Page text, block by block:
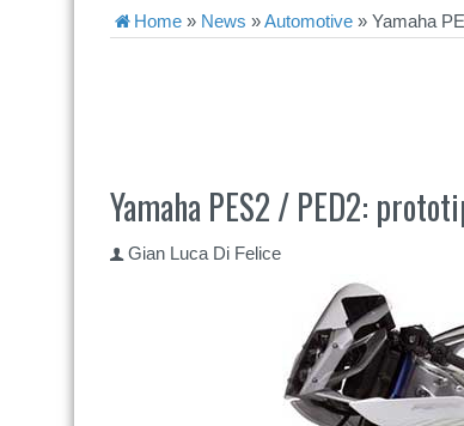
Home » News »Automotive » Yamaha
Yamaha PES2 / PED2:
Gian Luca Di Felice